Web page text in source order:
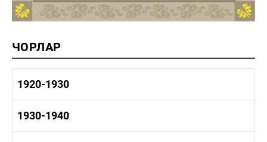
ЧОРЛАР
1920-1930
1920-1930 тарих
1920-1930 мәдәният
1930-1940